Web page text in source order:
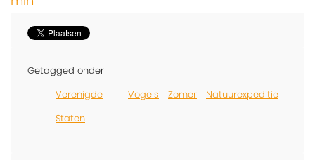
Getagged onder
Verenigde
Staten
Vogels Zomer Natuurexpeditie